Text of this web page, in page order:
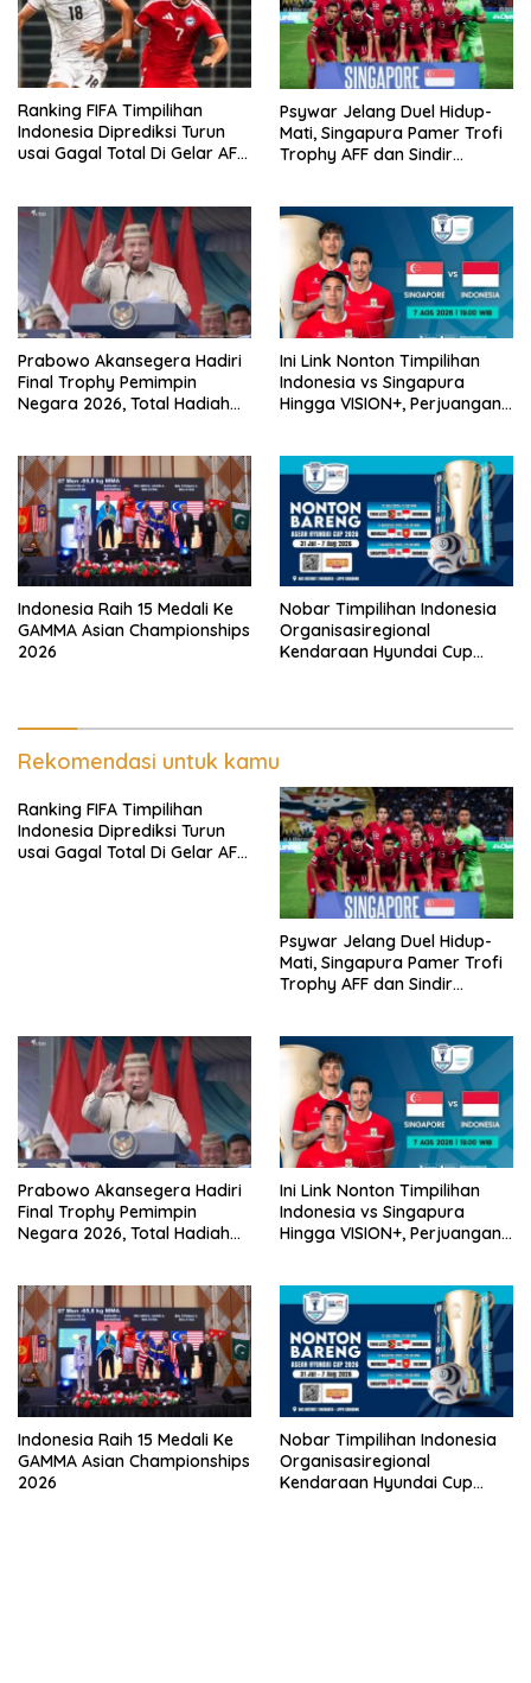
Ranking FIFA Timpilihan
Indonesia Diprediksi Turun
usai Gagal Total Di Gelar AFF
Psywar Jelang Duel Hidup-
Mati, Singapura Pamer Trofi
Trophy AFF dan Sindir
Prabowo Akansegera Hadiri
Final Trophy Pemimpin
Negara 2026, Total Hadiah
Ini Link Nonton Timpilihan
Indonesia vs Singapura
Hingga VISION+, Perjuangan
Indonesia Raih 15 Medali Ke
GAMMA Asian Championships
2026
Nobar Timpilihan Indonesia
Organisasiregional
Kendaraan Hyundai Cup
Rekomendasi untuk kamu
Ranking FIFA Timpilihan
Indonesia Diprediksi Turun
usai Gagal Total Di Gelar AFF
Psywar Jelang Duel Hidup-
Mati, Singapura Pamer Trofi
Trophy AFF dan Sindir
Prabowo Akansegera Hadiri
Final Trophy Pemimpin
Negara 2026, Total Hadiah
Ini Link Nonton Timpilihan
Indonesia vs Singapura
Hingga VISION+, Perjuangan
Indonesia Raih 15 Medali Ke
GAMMA Asian Championships
2026
Nobar Timpilihan Indonesia
Organisasiregional
Kendaraan Hyundai Cup